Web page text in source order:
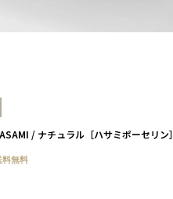
/ ナチュラル［ハサミポーセリン］
料無料